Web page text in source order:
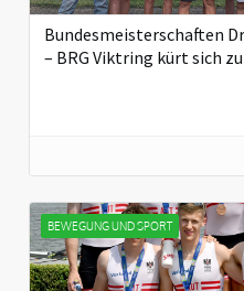
Bundesmeisterschaften
– BRG Viktring kürt sich
BEWEGUNG UND SPORT